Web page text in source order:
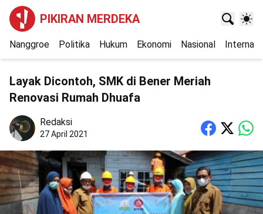
PIKIRAN MERDEKA
Nanggroe Politika Hukum Ekonomi Nasional
Layak Dicontoh, SMK di Bener Meriah
Renovasi Rumah Dhuafa
Redaksi
27 April 2021